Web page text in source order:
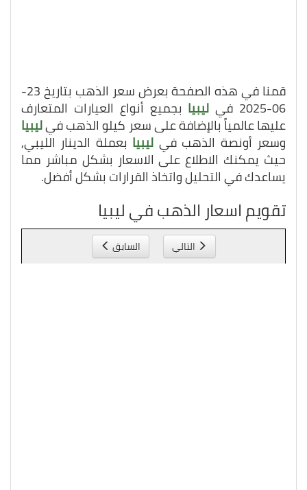
قمنا في هذه الصفحة بعرض سعر الذهب بتاريخ 23-
06-2025 في ليبيا بجميع أنواع العيارات المتعارف
عليها عالمياً بالإضافة على سعر كيلو الذهب فيليبيا
وسعر أونصة الذهب في ليبيا بعملة الدينار الليبي,
حيث يمكنك الاطلاع على الاسعار بشكل مباشر مما
يساعدك في التحليل واتخاذ القرارات بشكل أفضل.
تقويم اسعار الذهب في ليبيا
التالي السابق